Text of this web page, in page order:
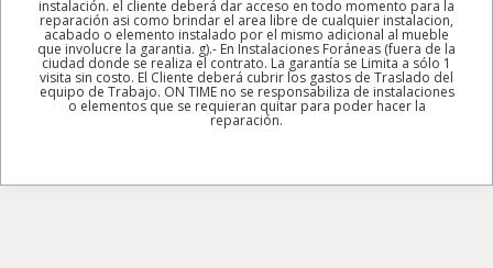
instalación. el cliente deberá dar acceso en todo momento para la
reparación asi como brindar el area libre de cualquier instalacion,
acabado o elemento instalado por el mismo adicional al mueble
que involucre la garantia. g).- En Instalaciones Foráneas (fuera de la
ciudad donde se realiza el contrato. La garantía se Limita a sólo 1
visita sin costo. El Cliente deberá cubrir los gastos de Traslado del
equipo de Trabajo. ON TIME no se responsabiliza de instalaciones
o elementos que se requieran quitar para poder hacer la
reparación.